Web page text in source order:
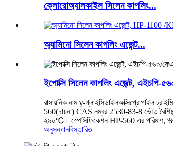
ক্লোরোঅ্যালকাইল সিলেন কাপলিং...
অ্যামিনো সিলেন কাপলিং এজেন্ট...
ইপোক্সি সিলেন কাপলিং এজেন্ট, এইচপি-
রাসায়নিক নাম γ-গ্লাইসিডাইলঅক্সিপ্রোপাইল
560(চায়না) CAS নম্বর 2530-83-8 ভৌত
২৯০℃। স্পেসিফিকেশন HP-560 এর পরিমাণ,
অনুসন্ধানবিস্তারিত